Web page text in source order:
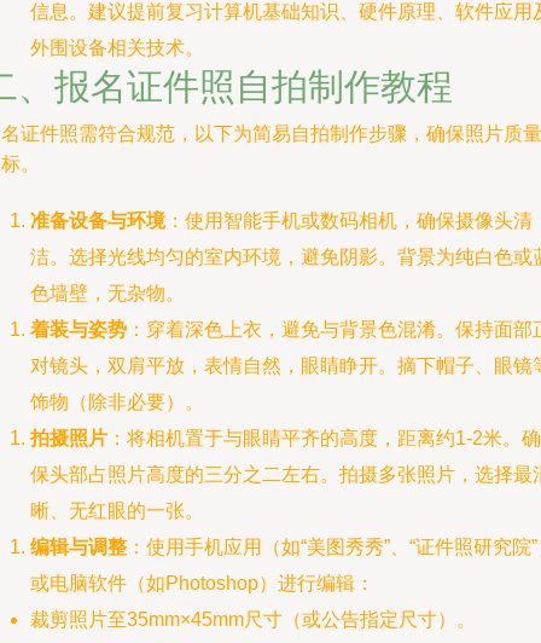
信息。建议提前复习计算机基础知识、硬件原理、软件应用
外围设备相关技术。
、报名证件照自拍制作教程
证件照需符合规范，以下为简易自拍制作步骤，确保照片质量
。
准备设备与环境：使用智能手机或数码相机，确保摄像头清
洁。选择光线均匀的室内环境，避免阴影。背景为纯白色或
色墙壁，无杂物。
着装与姿势 ：穿着深色上衣，避免与背景色混淆。保持面部
对镜头，双肩平放，表情自然，眼睛睁开。摘下帽子、眼镜
饰物（除非必要）。
拍摄照片 ：将相机置于与眼睛平齐的高度，距离约1-2米。确
保头部占照片高度的三分之二左右。拍摄多张照片，选择最
晰、无红眼的一张。
编辑与调整 ：使用手机应用（如“美图秀秀”、“证件照研究院
或电脑软件（如Photoshop）进行编辑：
裁剪照片至35mm×45mm尺寸（或公告指定尺寸）。